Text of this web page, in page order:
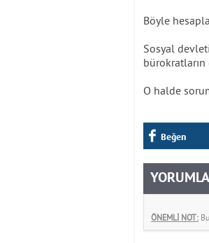
Böyle
Sosyal
O halde
Beğen
ÖNEMLİ NOT: